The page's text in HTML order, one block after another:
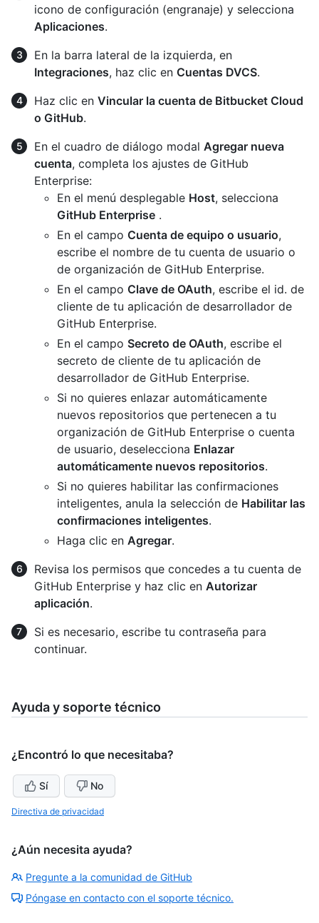
icono de configuración (engranaje) y selecciona
Aplicaciones.
En la barra lateral de la izquierda, en
Integraciones, haz clic en Cuentas DVCS.
Haz clic en Vincular la cuenta de Bitbucket Cloud
o GitHub.
En el cuadro de diálogo modal Agregar nueva
cuenta, completa los ajustes de GitHub
Enterprise:
En el menú desplegable Host, selecciona
GitHub Enterprise .
En el campo Cuenta de equipo o usuario,
escribe el nombre de tu cuenta de usuario o
de organización de GitHub Enterprise.
En el campo Clave de OAuth, escribe el id. de
cliente de tu aplicación de desarrollador de
GitHub Enterprise.
En el campo Secreto de OAuth, escribe el
secreto de cliente de tu aplicación de
desarrollador de GitHub Enterprise.
Si no quieres enlazar automáticamente
nuevos repositorios que pertenecen a tu
organización de GitHub Enterprise o cuenta
de usuario, deselecciona Enlazar
automáticamente nuevos repositorios.
Si no quieres habilitar las confirmaciones
inteligentes, anula la selección de Habilitar las
confirmaciones inteligentes.
Haga clic en Agregar.
Revisa los permisos que concedes a tu cuenta de
GitHub Enterprise y haz clic en Autorizar
aplicación.
Si es necesario, escribe tu contraseña para
continuar.
Ayuda y soporte técnico
¿Encontró lo que necesitaba?
Sí No
Directiva de privacidad
¿Aún necesita ayuda?
Pregunte a la comunidad de GitHub
Póngase en contacto con el soporte técnico.